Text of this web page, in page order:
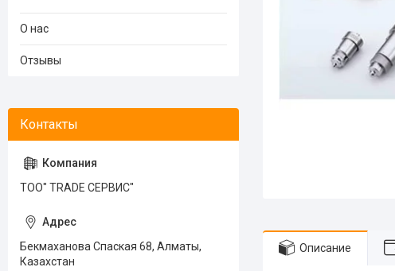
Описание
О нас
Отзывы
ТОО" TRADE СЕРВИС"
Бекмаханова Спаская 68, Алматы,
Казахстан